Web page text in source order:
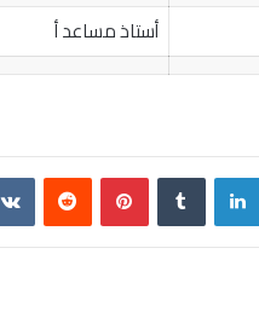
أستاذ مساعد أ